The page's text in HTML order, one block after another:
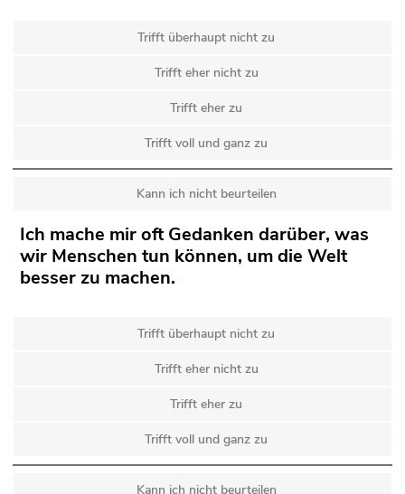
Trifft überhaupt nicht zu
Trifft eher nicht zu
Trifft eher zu
Trifft voll und ganz zu
Kann ich nicht beurteilen
Ich mache mir oft Gedanken darüber, was
wir Menschen tun können, um die Welt
besser zu machen.
Trifft überhaupt nicht zu
Trifft eher nicht zu
Trifft eher zu
Trifft voll und ganz zu
Kann ich nicht beurteilen